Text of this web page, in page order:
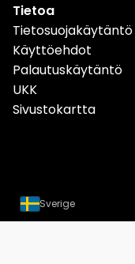
Tietoa
Tietosuojakäytäntö
Käyttöehdot
Palautuskäytäntö
UKK
Sivustokartta
Sverige